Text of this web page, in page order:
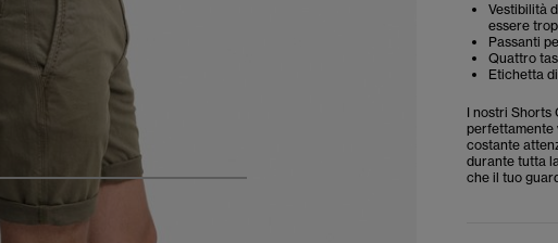
5 6
Vestibilità
essere
Passanti
Quattro
Etichetta
I nostri Shorts
perfettamente
costante
durante tutta
che il tuo